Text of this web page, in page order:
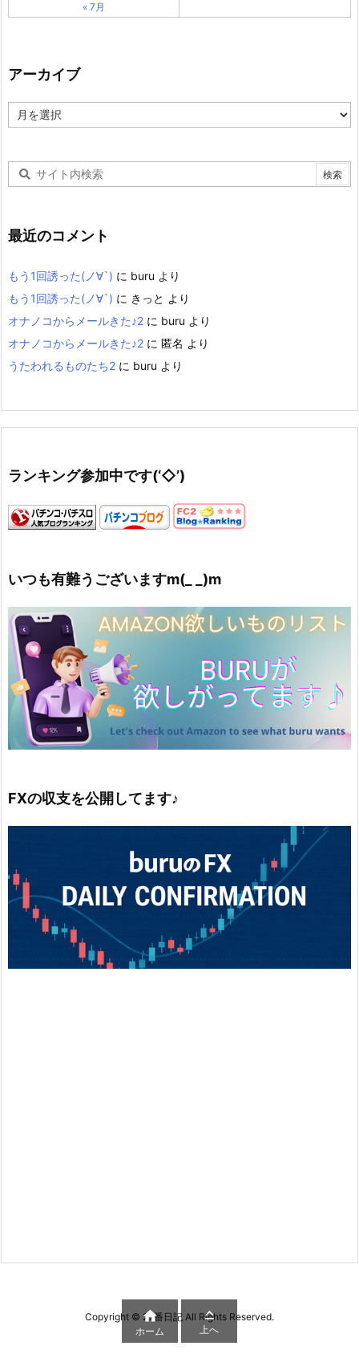
« 7月
アーカイブ
ー
最近のコメント
もう1回誘った(ノ∀`) に buru より
もう1回誘った(ノ∀`) に きっと より
オナノコからメールきた♪2 に buru より
オナノコからメールきた♪2 に 匿名 より
うたわれるものたち2 に buru より
ランキング参加中です(‘◇’)ゞ
いつも有難うございますm(_ _)m
FXの収支を公開してます♪
Copyright © 27番日記 All Rights Reserved.

ホーム

上へ